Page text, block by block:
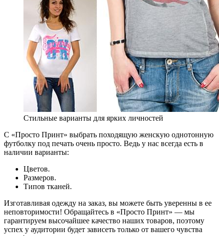
Стильные варианты для ярких личностей
С «Просто Принт» выбрать походящую женскую однотонную
футболку под печать очень просто. Ведь у нас всегда есть в
наличии варианты:
Цветов.
Размеров.
Типов тканей.
Изготавливая одежду на заказ, вы можете быть уверенны в ее
неповторимости! Обращайтесь в «Просто Принт» — мы
гарантируем высочайшее качество наших товаров, поэтому
успех у аудитории будет зависеть только от вашего чувства